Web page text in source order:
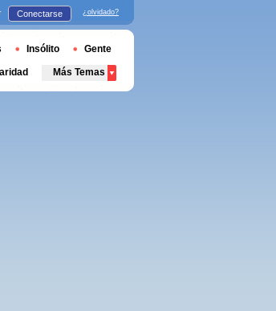
Conectarse ¿olvidado?
Insólito Gente
Más Temas